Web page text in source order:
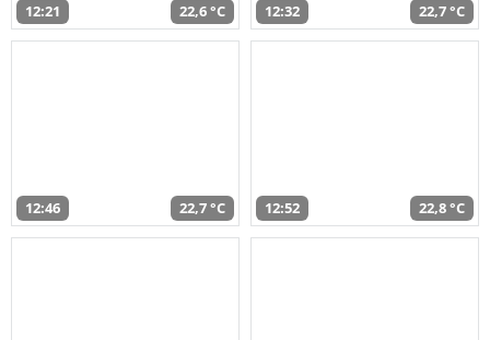
12:21 22,6 °C 12:32 22,7 °C
12:46 22,7 °C 12:52 22,8 °C